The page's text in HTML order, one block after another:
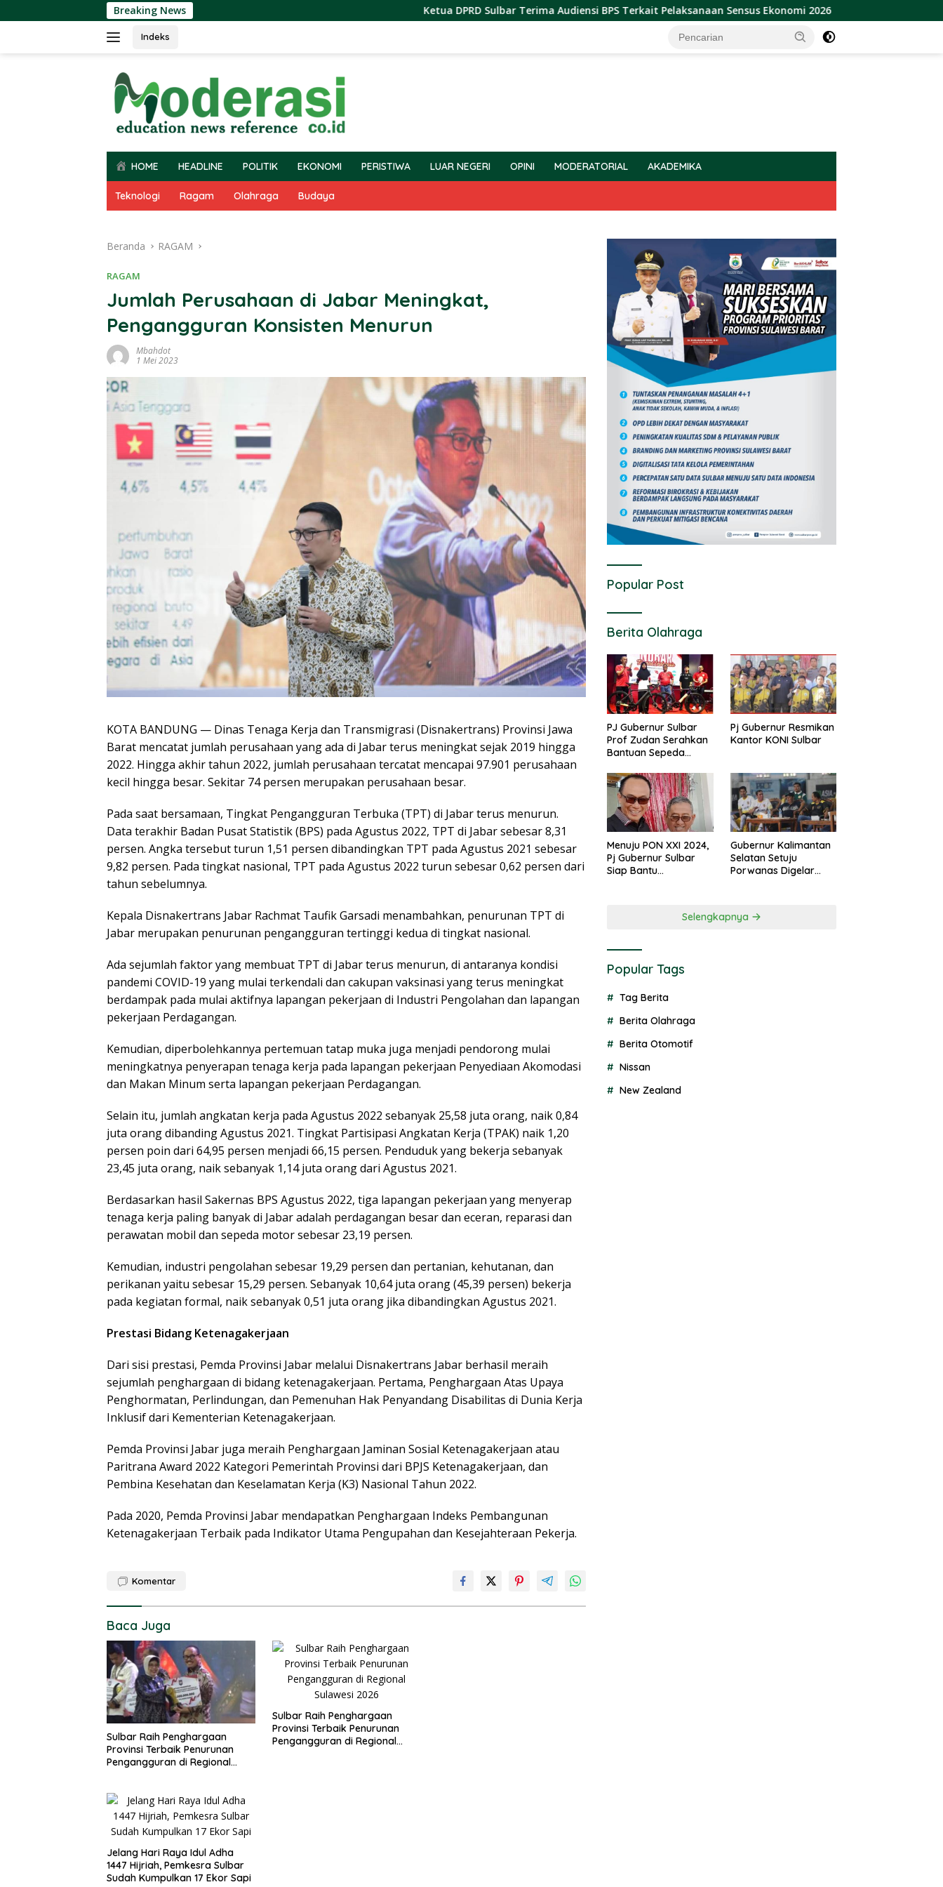
ke
Breaking News Ketua DPRD Sulbar Terima Audiensi BPS Terkait Pelaksanaan Sensus Ekonomi 2026 Sulbar Raih Penghargaan
Indeks
HOME HEADLINE POLITIK EKONOMI PERISTIWA LUAR NEGERI OPINI MODERATORIAL AKADEMIKA
Teknologi Ragam Olahraga Budaya
Beranda RAGAM
RAGAM
Jumlah Perusahaan di Jabar Meningkat,
Pengangguran Konsisten Menurun
Mbahdot
1 Mei 2023
KOTA BANDUNG — Dinas Tenaga Kerja dan Transmigrasi (Disnakertrans) Provinsi Jawa
Barat mencatat jumlah perusahaan yang ada di Jabar terus meningkat sejak 2019 hingga
2022. Hingga akhir tahun 2022, jumlah perusahaan tercatat mencapai 97.901 perusahaan
kecil hingga besar. Sekitar 74 persen merupakan perusahaan besar.
Pada saat bersamaan, Tingkat Pengangguran Terbuka (TPT) di Jabar terus menurun.
Data terakhir Badan Pusat Statistik (BPS) pada Agustus 2022, TPT di Jabar sebesar 8,31
persen. Angka tersebut turun 1,51 persen dibandingkan TPT pada Agustus 2021 sebesar
9,82 persen. Pada tingkat nasional, TPT pada Agustus 2022 turun sebesar 0,62 persen dari
tahun sebelumnya.
Kepala Disnakertrans Jabar Rachmat Taufik Garsadi menambahkan, penurunan TPT di
Jabar merupakan penurunan pengangguran tertinggi kedua di tingkat nasional.
Ada sejumlah faktor yang membuat TPT di Jabar terus menurun, di antaranya kondisi
pandemi COVID-19 yang mulai terkendali dan cakupan vaksinasi yang terus meningkat
berdampak pada mulai aktifnya lapangan pekerjaan di Industri Pengolahan dan lapangan
pekerjaan Perdagangan.
Kemudian, diperbolehkannya pertemuan tatap muka juga menjadi pendorong mulai
meningkatnya penyerapan tenaga kerja pada lapangan pekerjaan Penyediaan Akomodasi
dan Makan Minum serta lapangan pekerjaan Perdagangan.
Selain itu, jumlah angkatan kerja pada Agustus 2022 sebanyak 25,58 juta orang, naik 0,84
juta orang dibanding Agustus 2021. Tingkat Partisipasi Angkatan Kerja (TPAK) naik 1,20
persen poin dari 64,95 persen menjadi 66,15 persen. Penduduk yang bekerja sebanyak
23,45 juta orang, naik sebanyak 1,14 juta orang dari Agustus 2021.
Berdasarkan hasil Sakernas BPS Agustus 2022, tiga lapangan pekerjaan yang menyerap
tenaga kerja paling banyak di Jabar adalah perdagangan besar dan eceran, reparasi dan
perawatan mobil dan sepeda motor sebesar 23,19 persen.
Kemudian, industri pengolahan sebesar 19,29 persen dan pertanian, kehutanan, dan
perikanan yaitu sebesar 15,29 persen. Sebanyak 10,64 juta orang (45,39 persen) bekerja
pada kegiatan formal, naik sebanyak 0,51 juta orang jika dibandingkan Agustus 2021.
Prestasi Bidang Ketenagakerjaan
Dari sisi prestasi, Pemda Provinsi Jabar melalui Disnakertrans Jabar berhasil meraih
sejumlah penghargaan di bidang ketenagakerjaan. Pertama, Penghargaan Atas Upaya
Penghormatan, Perlindungan, dan Pemenuhan Hak Penyandang Disabilitas di Dunia Kerja
Inklusif dari Kementerian Ketenagakerjaan.
Pemda Provinsi Jabar juga meraih Penghargaan Jaminan Sosial Ketenagakerjaan atau
Paritrana Award 2022 Kategori Pemerintah Provinsi dari BPJS Ketenagakerjaan, dan
Pembina Kesehatan dan Keselamatan Kerja (K3) Nasional Tahun 2022.
Pada 2020, Pemda Provinsi Jabar mendapatkan Penghargaan Indeks Pembangunan
Ketenagakerjaan Terbaik pada Indikator Utama Pengupahan dan Kesejahteraan Pekerja.
Komentar
Baca Juga
Sulbar Raih Penghargaan
Provinsi Terbaik Penurunan
Pengangguran di Regional
Sulbar Raih Penghargaan
Provinsi Terbaik Penurunan
Pengangguran di Regional
Jelang Hari Raya Idul Adha
1447 Hijriah, Pemkesra Sulbar
Sudah Kumpulkan 17 Ekor Sapi
Popular Post
Berita Olahraga
PJ Gubernur Sulbar
Prof Zudan Serahkan
Bantuan Sepeda
PON 2024
Pj Gubernur Resmikan
Kantor KONI Sulbar
Menuju PON XXI 2024,
Pj Gubernur Sulbar
Siap Bantu
Gubernur Kalimantan
Selatan Setuju
Porwanas Digelar
Selengkapnya
Popular Tags
Tag Berita
Berita Olahraga
Berita Otomotif
Nissan
New Zealand